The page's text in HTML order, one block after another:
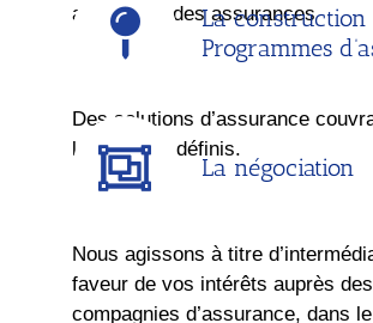
au marché des assurances
La construction
Programmes
Des solutions d’assurance
les risques définis.
La négociation
Nous agissons à titre
faveur de vos intérêts auprès des
compagnies d’assurance, dans